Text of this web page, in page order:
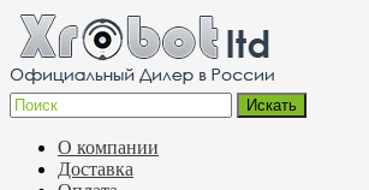
О компании
Доставка